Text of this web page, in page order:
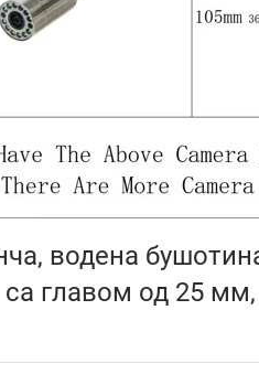
водена
главом од 25